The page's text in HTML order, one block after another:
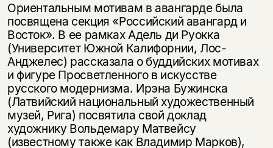
Ориентальным мотивам в авангарде была
посвящена секция «Российский авангард и
Восток». В ее рамках Адель ди Руокка
(Университет Южной Калифорнии, Лос-
Анджелес) рассказала о буддийских мотивах
и фигуре Просветленного в искусстве
русского модернизма. Ирэна Бужинска
(Латвийский национальный художественный
музей, Рига) посвятила свой доклад
художнику Вольдемару Матвейсу
(известному также как Владимир Марков),